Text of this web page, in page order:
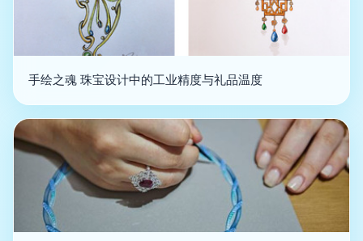
手绘之魂 珠宝设计中的工业精度与礼品温度